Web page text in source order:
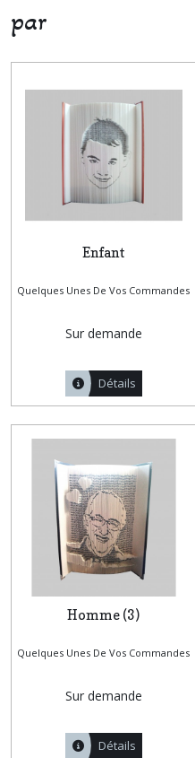
par
Enfant
Quelques Unes De Vos Commandes
Sur demande
Détails
Homme (3)
Quelques Unes De Vos Commandes
Sur demande
Détails